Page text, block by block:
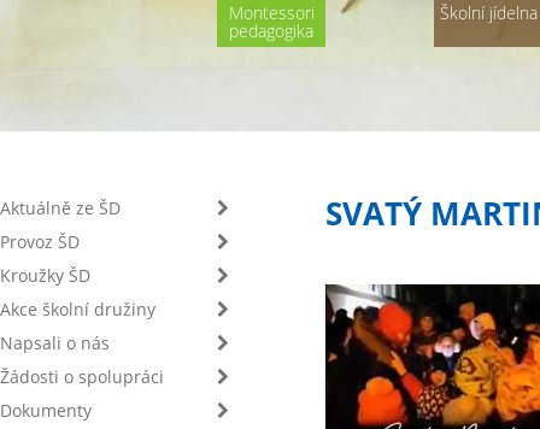
Montessori
pedagogika
Školní jídelna
Aktuálně ze ŠD
Provoz ŠD
Kroužky ŠD
Akce školní družiny
Napsali o nás
Žádosti o spolupráci
Dokumenty
SVATÝ